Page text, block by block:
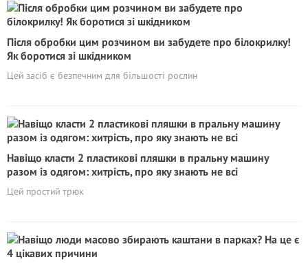
Після обробки цим розчином ви забудете про білокрилку!
Як боротися зі шкідником
Цей засіб є безпечним для більшості рослин
Навіщо класти 2 пластикові пляшки в пральну машину
разом із одягом: хитрість, про яку знають не всі
Цей простий трюк